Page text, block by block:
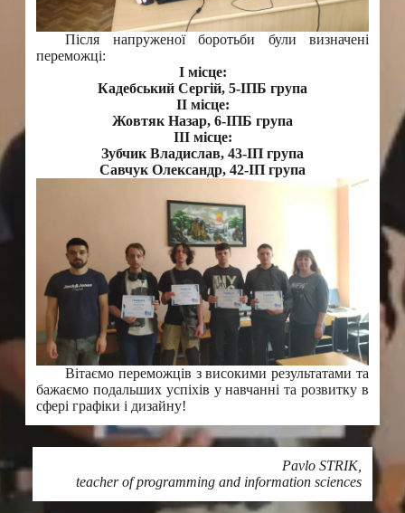
Після напруженої боротьби були визначені
переможці:
І місце:
Кадебський Сергій, 5-ІПБ група
ІІ місце:
Жовтяк Назар, 6-ІПБ група
ІІІ місце:
Зубчик Владислав, 43-ІП група
Савчук Олександр, 42-ІП група
Вітаємо переможців з високими результатами та
бажаємо подальших успіхів у навчанні та розвитку в
сфері графіки і дизайну!
Pavlo STRIK,
teacher of programming and information sciences